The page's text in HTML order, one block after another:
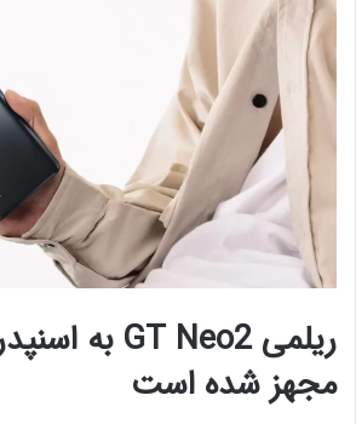
مجهز شده است